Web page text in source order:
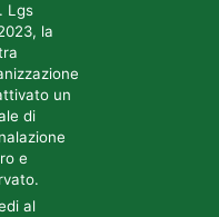
Lgs
la
un
di
e
al